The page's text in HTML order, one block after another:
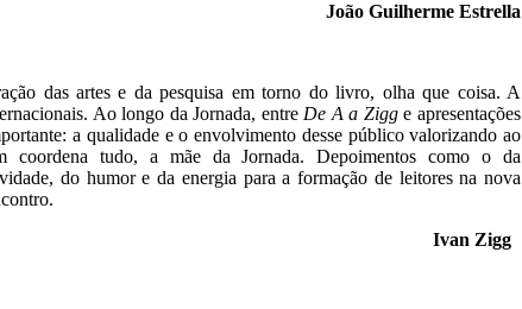
Guilherme Estrella
das artes e da pesquisa em torno do livro, olha que coisa. A
Ao longo da Jornada, entre De A a Zigge apresentações
a qualidade e o envolvimento desse público valorizando ao
coordena tudo, a mãe da Jornada. Depoimentos como o da
do humor e da energia para a formação de leitores na nova
Zigg